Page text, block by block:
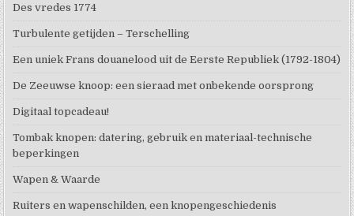
Des vredes 1774
Turbulente getijden – Terschelling
Een uniek Frans douanelood uit de Eerste Republiek (1792-1804)
De Zeeuwse knoop: een sieraad met onbekende oorsprong
Digitaal topcadeau!
Tombak knopen: datering, gebruik en materiaal-technische
beperkingen
Wapen & Waarde
Ruiters en wapenschilden, een knopengeschiedenis